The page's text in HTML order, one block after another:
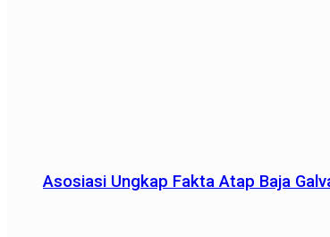
Asosiasi Ungkap Fakta Atap Baja